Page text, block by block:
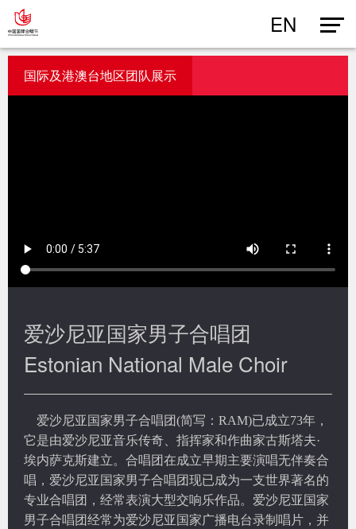
EN
国际及港澳台地区团队展示
爱沙尼亚国家男子合唱团
Estonian National Male Choir
爱沙尼亚国家男子合唱团(简写：RAM)已成立73年，
它是由爱沙尼亚音乐传奇、指挥家和作曲家古斯塔夫·
埃内萨克斯建立。合唱团在成立早期主要演唱无伴奏合
唱，爱沙尼亚国家男子合唱团现已成为一支世界著名的
专业合唱团，经常表演大型交响乐作品。爱沙尼亚国家
男子合唱团经常为爱沙尼亚国家广播电台录制唱片，并